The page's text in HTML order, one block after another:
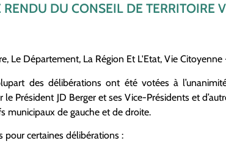
RENDU DU CONSEIL DE TERRITOIRE
Le Département, La Région Et L'Etat, Vie Citoyenne
des délibérations ont été votées à
le Président JD Berger et ses Vice-Présidents et
municipaux de gauche et de droite.
pour certaines délibérations :